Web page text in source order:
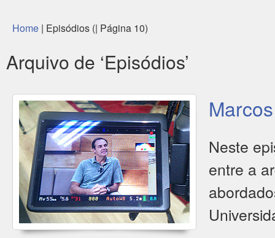
Home | Episódios (| Página 10)
Arquivo de ‘Episódios’
Neste
entre a